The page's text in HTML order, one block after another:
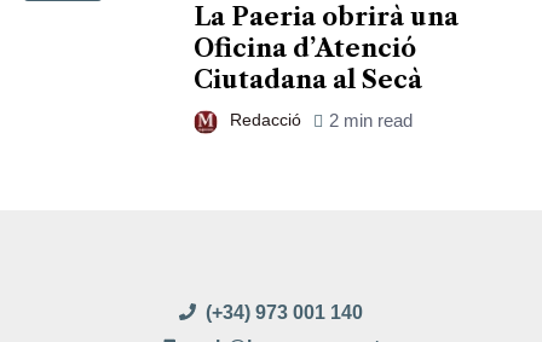
La Paeria obrirà una
Oficina d’Atenció
Ciutadana al Secà
Redacció 2 min read
(+34) 973 001 140